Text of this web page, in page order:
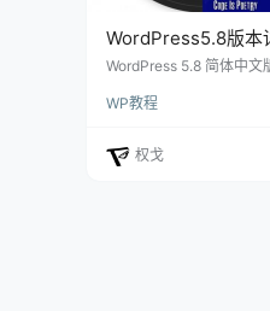
WordPress5.8版本
版小工具
WordPress 5.8 简体中文
域无法在后台直接升级
名称：WordPress 5.8
WP教程
权戈